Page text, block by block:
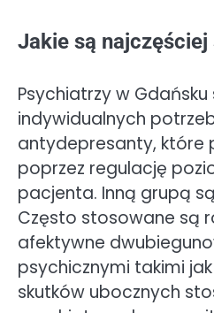
Jakie są
Psychiatrzy w
indywidualnych
antydepresanty, które
poprzez regulację
pacjenta. Inną grupą
Często stosowane są
afektywne
psychicznymi takimi
skutków ubocznych